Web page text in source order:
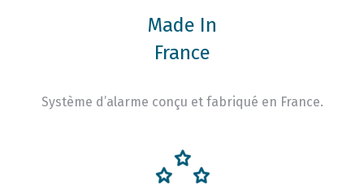
Made In
France
Système d’alarme conçu et fabriqué en France.